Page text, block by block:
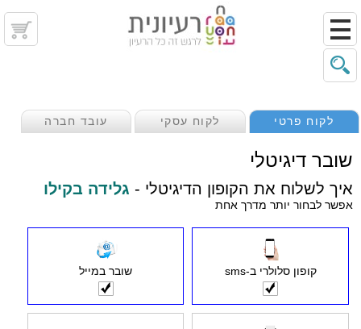
לקוח פרטי לקוח עסקי עובד חברה
שובר דיגיטלי
איך לשלוח את הקופון הדיגיטלי - גלידה בקילו
אפשר לבחור יותר מדרך אחת
קופון סלולרי ב-sms שובר במייל